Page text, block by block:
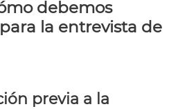
debemos
la entrevista de
previa a la